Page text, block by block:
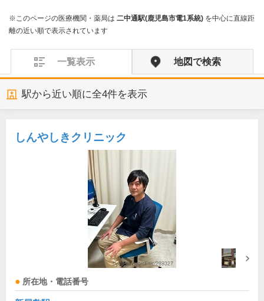
※このページの医療機関・薬局は 二中通駅(鹿児島市電1系統) を中心に直線距
離の近い順で表示されています
一覧表示 地図で検索
駅から近い順に全4件を表示
しんやしきクリニック
所在地・電話番号